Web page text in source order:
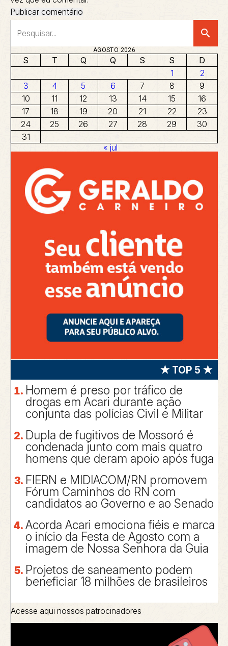
search
AGOSTO 2026
S T Q Q S S
D
1
2
3
4 5 6 7 8
9
10
11 12 13 14 15
16
17
18 19 20 21 22
23
24
25 26 27 28 29
30
31
« jul
★ TOP 5 ★
Homem é preso por tráfico de
drogas em Acari durante ação
conjunta das polícias Civil e Militar
Dupla de fugitivos de Mossoró é
condenada junto com mais quatro
homens que deram apoio após fuga
FIERN e MIDIACOM/RN promovem
Fórum Caminhos do RN com
candidatos ao Governo e ao Senado
Acorda Acari emociona fiéis e marca
o início da Festa de Agosto com a
imagem de Nossa Senhora da Guia
Projetos de saneamento podem
beneficiar 18 milhões de brasileiros
Acesse aqui nossos patrocinadores